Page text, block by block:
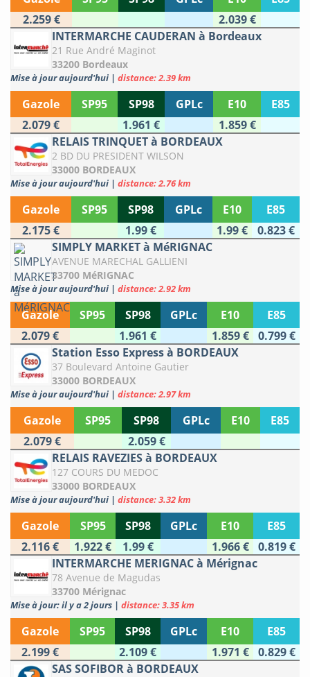
2.259 €
2.039 €
INTERMARCHE CAUDERAN à Bordeaux
21 Rue André Maginot
33200 Bordeaux
Mise à jour aujourd'hui | distance: 2.39 km
Gazole SP95 SP98 GPLc E10
E85
2.079 €
1.961 €
1.859 €
RELAIS TRINQUET à BORDEAUX
2 BD DU PRESIDENT WILSON
33000 BORDEAUX
Mise à jour aujourd'hui | distance: 2.76 km
Gazole SP95 SP98 GPLc E10
E85
2.175 €
1.99 € 1.99 €
0.823 €
SIMPLY MARKET à MéRIGNAC
AVENUE MARECHAL GALLIENI
33700 MéRIGNAC
Mise à jour aujourd'hui | distance: 2.92 km
Gazole SP95 SP98 GPLc E10
E85
2.079 €
1.961 € 1.859 €
0.799 €
Station Esso Express à BORDEAUX
37 Boulevard Antoine Gautier
33000 BORDEAUX
Mise à jour aujourd'hui | distance: 2.97 km
Gazole SP95 SP98 GPLc E10
E85
2.079 €
2.059 €
RELAIS RAVEZIES à BORDEAUX
127 COURS DU MEDOC
33000 BORDEAUX
Mise à jour aujourd'hui | distance: 3.32 km
Gazole SP95 SP98 GPLc E10
E85
2.116 €
1.922 € 1.99 € 1.966 €
0.819 €
INTERMARCHE MERIGNAC à Mérignac
78 Avenue de Magudas
33700 Mérignac
Mise à jour: il y a 2 jours | distance: 3.35 km
Gazole SP95 SP98 GPLc E10
E85
2.199 €
2.109 € 1.971 €
0.829 €
SAS SOFIBOR à BORDEAUX